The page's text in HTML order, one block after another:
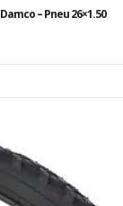
Damco – Pneu 26×1.50